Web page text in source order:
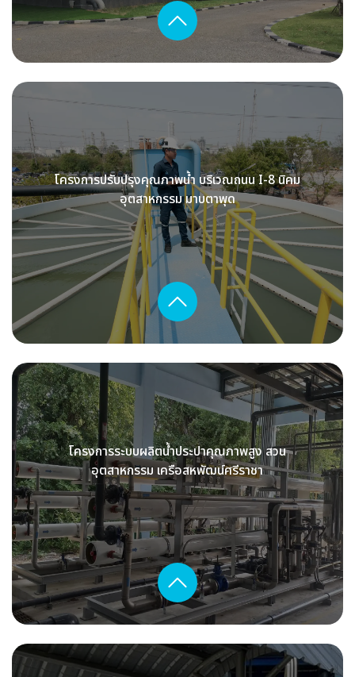
โครงการปรับปรุงคุณภาพน้ำ บริเวณถนน I-8 นิคม
อุตสาหกรรม มาบตาพุด
โครงการระบบผลิตน้ำประปาคุณภาพสูง สวน
อุตสาหกรรม เครือสหพัฒน์ศรีราชา